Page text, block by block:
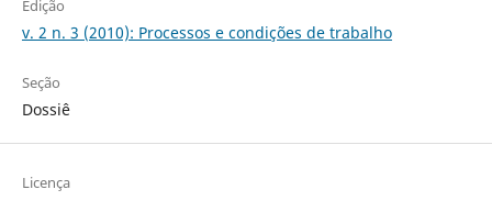
Edição
v. 2 n. 3 (2010): Processos e condições de trabalho
Seção
Dossiê
Licença